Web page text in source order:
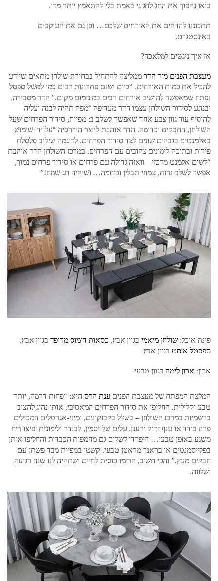
בואו נהפוך את החג לחגיגי באמת בלי להתאמץ יותר מדי.
תתכוננו להדהים את האורחים שלכם… וכן גם את העוקבים
באינסטגרם.
אז איך ניגשים למלאכה?
מעצבת הפנים מור הדר ממליצה להתחיל בבחירת שולחן מתאים שיידע
להכיל את כמות האורחים. “כיום ישנם פתרונות רבים כמו למשל ספסל
נפתח שמאפשר להושיב אורחים רבים במינימום מקום.” הדר מסבירה.
ובנוגע לסידור השולחן עצמו הדר מעדיפה “מפה תהיה לבנה ועליה
להוסיף עוד גוון צבע אחד שאפשר לשלב ב: מפיות, סידור הפרחים שעל
השולחן, החבקים וכדומה. הדר אוהבת לייצר היררכיה “על ידי שימוש
באלמנטים בגבהים שונים לצד סידור הפרחים. לדוגמה שילוב סלסלת
פירות ובתוכה לימונים צהובים עם הפרחים. במרכז השולחן הדר אוהבת
“לשים אלמנט מרכזי – וואזה גדולה עם פרחים או סידור פרחים נמוך,
אפשר לשלב נרות, צמחי תבלין וכדומה… ושיהיה חג שמח!”
פינת אוכל: שולחן מיאמי בגוון אבץ, כסאות דומוס מרופד בגוון אבץ,
ספסטל איסט בגוון אבץ
ארון: ארון לימה בגוון טבעי
המלצת המפתח של מעצבת הפנים ענת הדס היא: “פחות דרמה, יותר
טבע וקלילות. החליפו את סידור הפרחים המאסיבי, אותו נהוג להציב
ברשמיות במרכז השולחן – בשלל בקבוקונים, ומיני-אגרטלים המכילים
פרח בודד או ענף ירוק ורענן. עלים של יסמין, לבנדר ולימונית יפיצו ריח
משגע באופן טבעי… היפרדו לשלום גם מהמפות הכבדות והחליפו אותן
בפלייסמנטים או בראנר מראטן טבעי. קשטו במפיות מבד פשתן עם
חבקים מעץ.” והכי חשוב, הרימו כוסית לחיים ושתהיה לנו שנה רגועה
ושלווה.